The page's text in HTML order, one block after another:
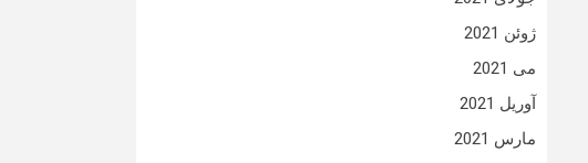
ژوئن 2021
می 2021
آوریل 2021
مارس 2021